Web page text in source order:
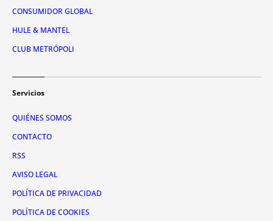
CONSUMIDOR GLOBAL
HULE & MANTEL
CLUB METRÓPOLI
Servicios
QUIÉNES SOMOS
CONTACTO
RSS
AVISO LEGAL
POLÍTICA DE PRIVACIDAD
POLÍTICA DE COOKIES